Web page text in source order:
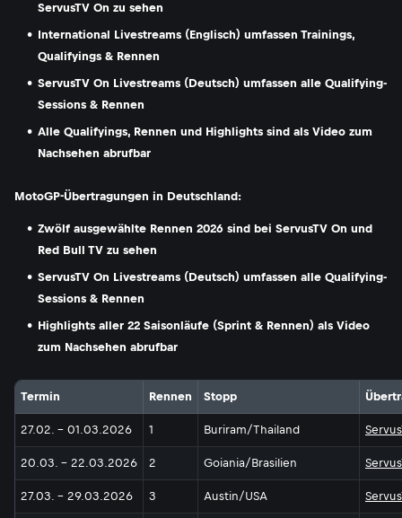
ServusTV On zu sehen
International Livestreams (Englisch) umfassen Trainings,
Qualifyings & Rennen
ServusTV On Livestreams (Deutsch) umfassen alle Qualifying-
Sessions & Rennen
Alle Qualifyings, Rennen und Highlights sind als Video zum
Nachsehen abrufbar
MotoGP-Übertragungen in Deutschland:
Zwölf ausgewählte Rennen 2026 sind bei ServusTV On und
Red Bull TV zu sehen
ServusTV On Livestreams (Deutsch) umfassen alle Qualifying-
Sessions & Rennen
Highlights aller 22 Saisonläufe (Sprint & Rennen) als Video
zum Nachsehen abrufbar
Termin Rennen Stopp
27.02. - 01.03.2026 1 Buriram/Thailand
20.03. - 22.03.2026 2 Goiania/Brasilien
27.03. - 29.03.2026 3 Austin/USA